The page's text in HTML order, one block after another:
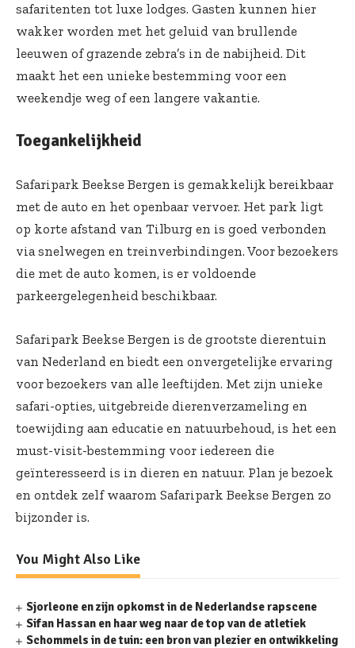
safaritenten tot luxe lodges. Gasten kunnen hier
wakker worden met het geluid van brullende
leeuwen of grazende zebra’s in de nabijheid. Dit
maakt het een unieke bestemming voor een
weekendje weg of een langere vakantie.
Toegankelijkheid
Safaripark Beekse Bergen is gemakkelijk bereikbaar
met de auto en het openbaar vervoer. Het park ligt
op korte afstand van Tilburg en is goed verbonden
via snelwegen en treinverbindingen. Voor bezoekers
die met de auto komen, is er voldoende
parkeergelegenheid beschikbaar.
Safaripark Beekse Bergen is de grootste dierentuin
van Nederland en biedt een onvergetelijke ervaring
voor bezoekers van alle leeftijden. Met zijn unieke
safari-opties, uitgebreide dierenverzameling en
toewijding aan educatie en natuurbehoud, is het een
must-visit-bestemming voor iedereen die
geïnteresseerd is in dieren en natuur. Plan je bezoek
en ontdek zelf waarom Safaripark Beekse Bergen zo
bijzonder is.
You Might Also Like
Sjorleone en zijn opkomst in de Nederlandse rapscene
Sifan Hassan en haar weg naar de top van de atletiek
Schommels in de tuin: een bron van plezier en ontwikkeling